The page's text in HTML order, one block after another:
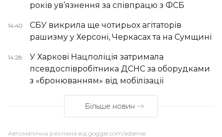
років ув’язнення за співпрацю з ФСБ
14:40
СБУ викрила ще чотирьох агітаторів
рашизму у Херсоні, Черкасах та на Сумщині
14:28
У Харкові Нацполіція затримала
псевдоспівробітника ДСНС за оборудками
з «бронюванням» від мобілізації
Більше новин
Автоматична реклама від goggle.com/adsense: